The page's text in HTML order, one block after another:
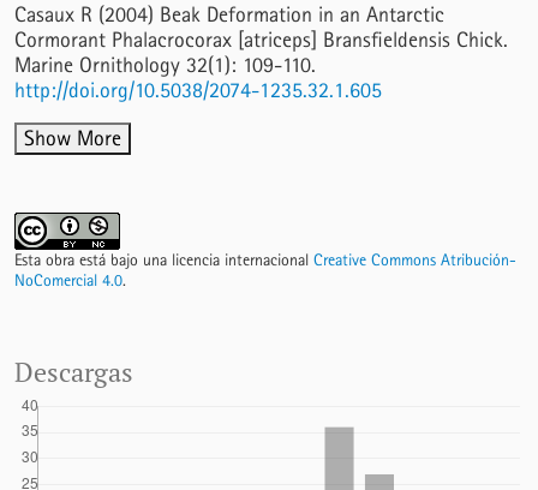
Casaux R (2004) Beak Deformation in an Antarctic
Cormorant Phalacrocorax [atriceps] Bransfieldensis Chick.
Marine Ornithology 32(1): 109-110.
http://doi.org/10.5038/2074-1235.32.1.605
Show More
Esta obra está bajo una licencia internacional Creative Commons Atribución-
NoComercial 4.0.
Descargas